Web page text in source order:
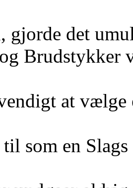
gjorde det
Brudstykker
at vælge
som en